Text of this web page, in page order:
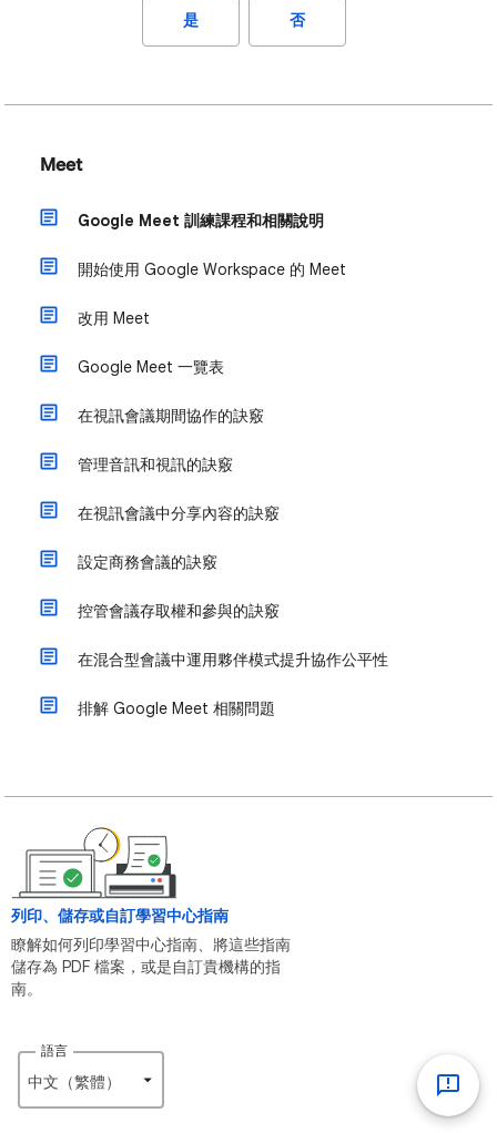
是 否
Meet
Google Meet 訓練課程和相關說明
開始使用 Google Workspace 的 Meet
改用 Meet
Google Meet 一覽表
在視訊會議期間協作的訣竅
管理音訊和視訊的訣竅
在視訊會議中分享內容的訣竅
設定商務會議的訣竅
控管會議存取權和參與的訣竅
在混合型會議中運用夥伴模式提升協作公平性
排解 Google Meet 相關問題
列印、儲存或自訂學習中心指南
瞭解如何列印學習中心指南、將這些指南
儲存為 PDF 檔案，或是自訂貴機構的指
南。
語言
中文（繁體）‎